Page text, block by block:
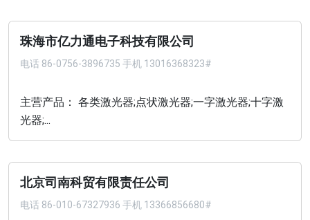
珠海市亿力通电子科技有限公司
电话 86-0756-3896735 手机 13016368323#
主营产品： 各类激光器;点状激光器;一字激光器;十字激
光器;...
北京司南科贸有限责任公司
电话 86-010-67327936 手机 13366856680#